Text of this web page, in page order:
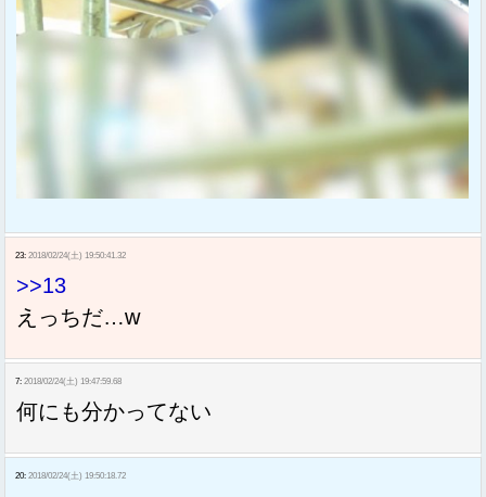
23: 2018/02/24(土) 19:50:41.32
>>13
えっちだ…w
7: 2018/02/24(土) 19:47:59.68
何にも分かってない
20: 2018/02/24(土) 19:50:18.72